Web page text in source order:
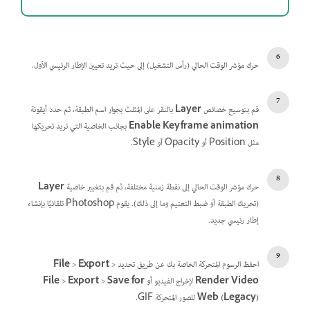
حرك مؤشر الوقت الحالي (رأس التشغيل) إلى حيث تريد تعيين الإطار الرئيسي الأول.
قم بتوسيع خصائصLayerبالنقر على المثلث بجوار اسم الطبقة، ثم حدد أيقونة
Enable Keyframe animationبجانب الخاصية التي تريد تحريكها
مثل Position أو Opacity أو Style.
حرك مؤشر الوقت الحالي إلى نقطة زمنية مختلفة، ثم قم بتغيير خاصيةLayer
(تحريك الطبقة أو ضبط التعتيم وما إلى ذلك). يقوم Photoshop تلقائيًا بإنشاء
إطار رئيسي جديد.
احفظ الرسوم المتحركة الخاصة بك عن طريق تحديد File>Export>
Render Videoلإخراج الفيديو أو File>Export>Save for
Web (Legacy)للصور المتحركة GIF.